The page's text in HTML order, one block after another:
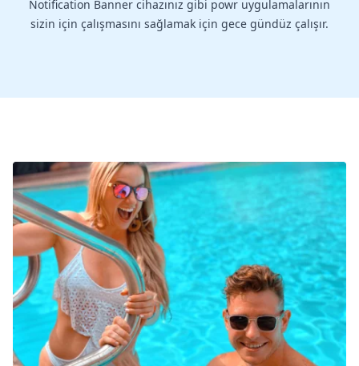
Notification Banner cihazınız gibi powr uygulamalarının
sizin için çalışmasını sağlamak için gece gündüz çalışır.